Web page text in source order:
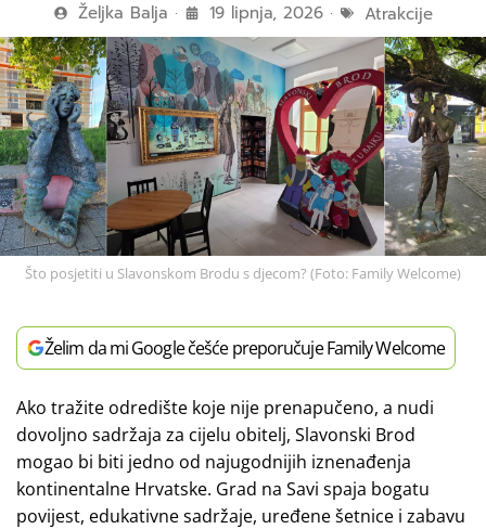
Željka Balja 19 lipnja, 2026 Atrakcije
Što posjetiti u Slavonskom Brodu s djecom? (Foto: Family Welcome)
Želim da mi Google češće preporučuje Family Welcome
Ako tražite odredište koje nije prenapučeno, a nudi
dovoljno sadržaja za cijelu obitelj, Slavonski Brod
mogao bi biti jedno od najugodnijih iznenađenja
kontinentalne Hrvatske. Grad na Savi spaja bogatu
povijest, edukativne sadržaje, uređene šetnice i zabavu